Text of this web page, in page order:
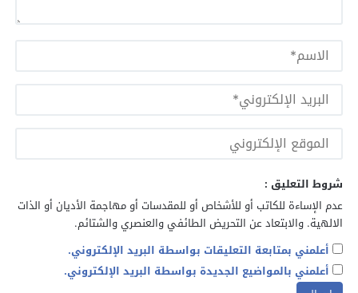
شروط التعليق :
عدم الإساءة للكاتب أو للأشخاص أو للمقدسات أو مهاجمة الأديان أو الذات
الالهية. والابتعاد عن التحريض الطائفي والعنصري والشتائم.
أعلمني بمتابعة التعليقات بواسطة البريد الإلكتروني.
أعلمني بالمواضيع الجديدة بواسطة البريد الإلكتروني.